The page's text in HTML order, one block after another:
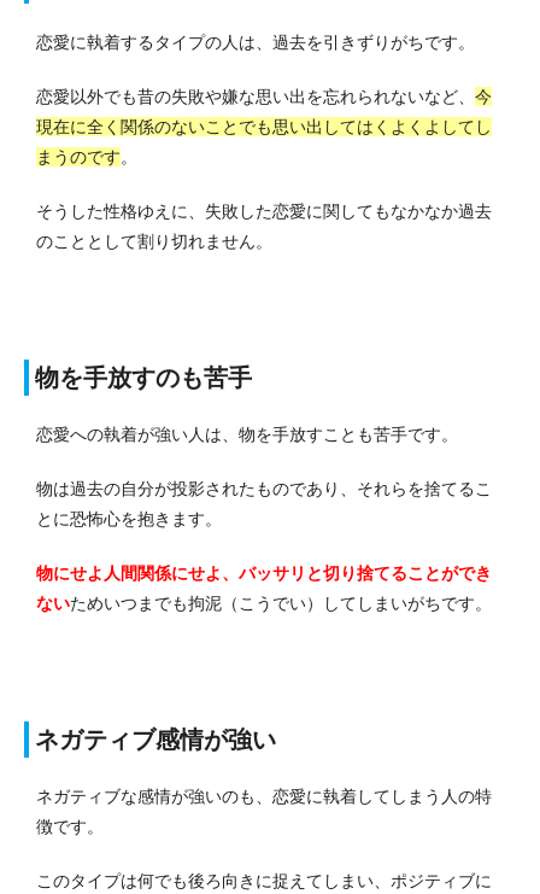
恋愛に執着するタイプの人は、過去を引きずりがちです。
恋愛以外でも昔の失敗や嫌な思い出を忘れられないなど、 今
現在に全く関係のないことでも思い出してはくよくよしてし
まうのです。
そうした性格ゆえに、失敗した恋愛に関してもなかなか過去
のこととして割り切れません。
物を手放すのも苦手
恋愛への執着が強い人は、物を手放すことも苦手です。
物は過去の自分が投影されたものであり、それらを捨てるこ
とに恐怖心を抱きます。
物にせよ人間関係にせよ、バッサリと切り捨てることができ
ないためいつまでも拘泥（こうでい）してしまいがちです。
ネガティブ感情が強い
ネガティブな感情が強いのも、恋愛に執着してしまう人の特
徴です。
このタイプは何でも後ろ向きに捉えてしまい、ポジティブに